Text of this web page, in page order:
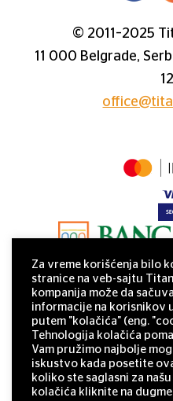
© 2011–2025
11 000 Belgrade,
Za vreme korišćenja bilo
stranice na veb-sajtu
kompanija može da
informacije na korisnikov
putem "kolačića" (eng.
Tehnologija kolačića
Vam pružimo najbolje
iskustvo kada posetite
koliko ste saglasni za
kolačića kliknite na dugme